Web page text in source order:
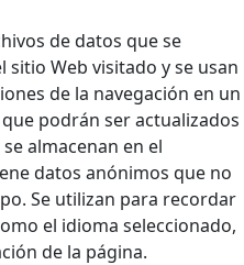
de datos que se
sitio Web visitado y se usan
de la navegación en un
podrán ser actualizados
almacenan en el
datos anónimos que no
Se utilizan para recordar
el idioma seleccionado,
de la página.